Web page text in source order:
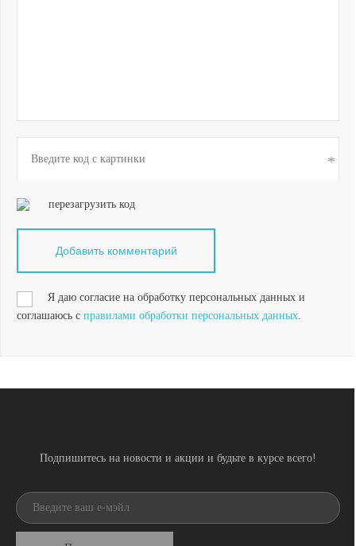
перезагрузить код
Я даю согласие на обработку персональных данных и
соглашаюсь с правилами обработки персональных данных
Подпишитесь на новости и акции и будьте в курсе всего!